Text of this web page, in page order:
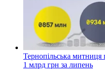
Тернопільська
1 млрд грн за липень